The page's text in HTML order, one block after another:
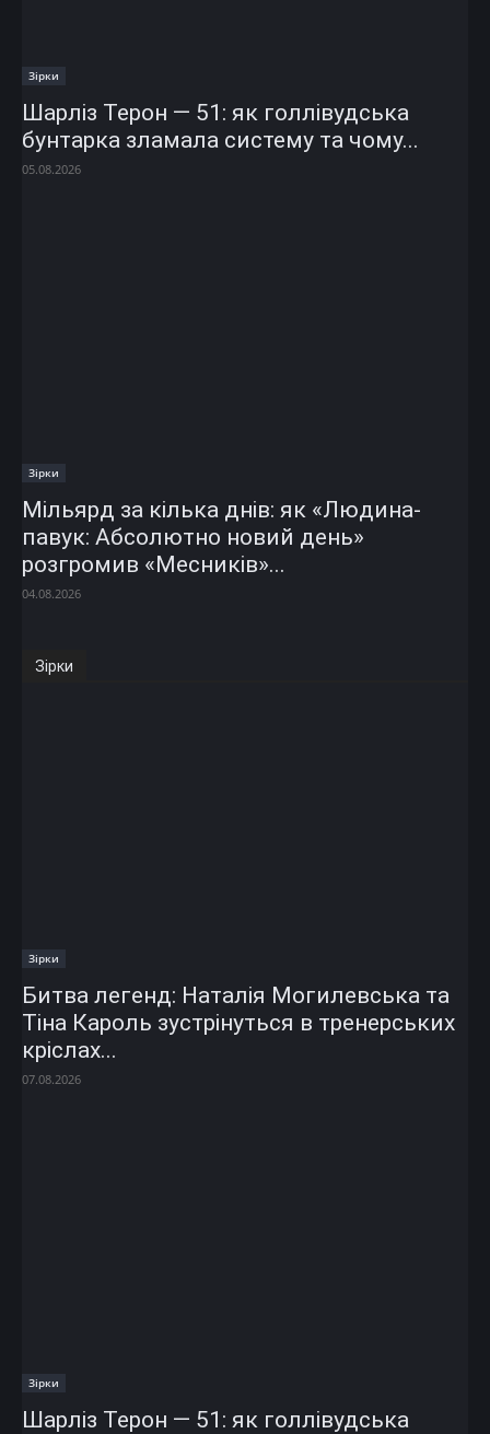
Зірки
Шарліз Терон — 51: як голлівудська
бунтарка зламала систему та чому...
05.08.2026
Зірки
Мільярд за кілька днів: як «Людина-
павук: Абсолютно новий день»
розгромив «Месників»...
04.08.2026
Зірки
Зірки
Битва легенд: Наталія Могилевська та
Тіна Кароль зустрінуться в тренерських
кріслах...
07.08.2026
Зірки
Шарліз Терон — 51: як голлівудська